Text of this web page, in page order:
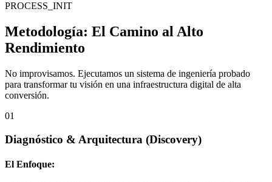
PROCESS_INIT
Metodología: El Camino al Alto
Rendimiento
No improvisamos. Ejecutamos un sistema de ingeniería probado
para transformar tu visión en una infraestructura digital de alta
conversión.
01
Diagnóstico & Arquitectura (Discovery)
El Enfoque: